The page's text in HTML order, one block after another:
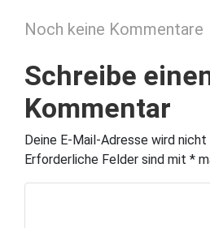
Noch keine Kommentare
Schreibe
Kommentar
Deine E-Mail-Adresse wird
Erforderliche Felder sind mit *